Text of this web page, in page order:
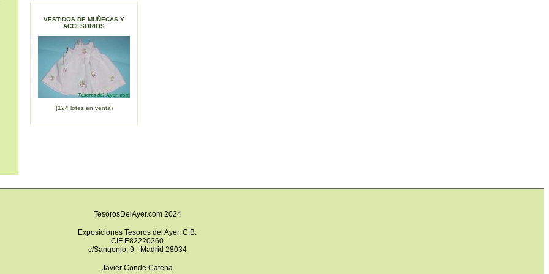
VESTIDOS DE MUÑECAS Y
ACCESORIOS
(124 lotes en venta)
TesorosDelAyer.com 2024
Exposiciones Tesoros del Ayer, C.B.
CIF E82220260
c/Sangenjo, 9 - Madrid 28034
Javier Conde Catena